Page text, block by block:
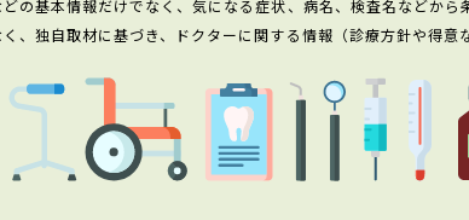
の基本情報だけでなく、気になる症状、病名、検査名などから
、独自取材に基づき、ドクターに関する情報（診療方針や得意